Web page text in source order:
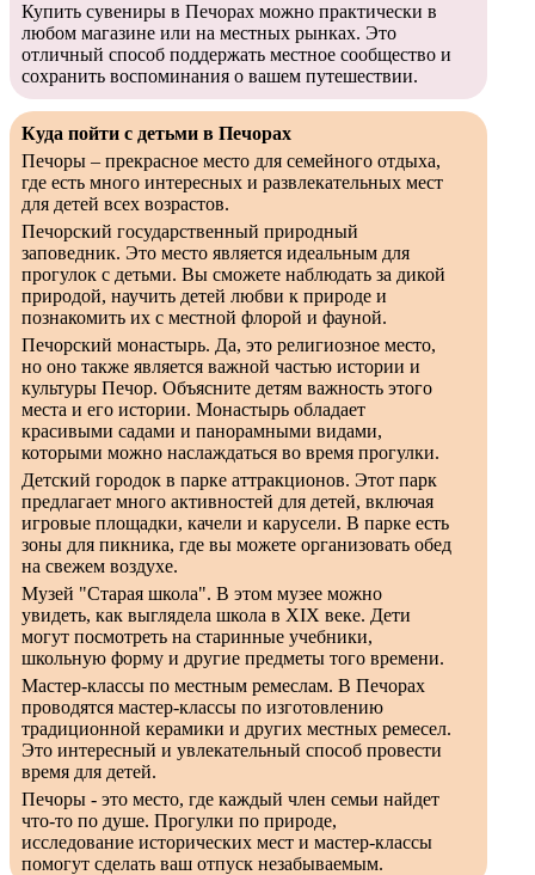
Купить сувениры в Печорах можно практически в
любом магазине или на местных рынках. Это
отличный способ поддержать местное сообщество и
сохранить воспоминания о вашем путешествии.
Куда пойти с детьми в Печорах
Печоры – прекрасное место для семейного отдыха,
где есть много интересных и развлекательных мест
для детей всех возрастов.
Печорский государственный природный
заповедник. Это место является идеальным для
прогулок с детьми. Вы сможете наблюдать за дикой
природой, научить детей любви к природе и
познакомить их с местной флорой и фауной.
Печорский монастырь. Да, это религиозное место,
но оно также является важной частью истории и
культуры Печор. Объясните детям важность этого
места и его истории. Монастырь обладает
красивыми садами и панорамными видами,
которыми можно наслаждаться во время прогулки.
Детский городок в парке аттракционов. Этот парк
предлагает много активностей для детей, включая
игровые площадки, качели и карусели. В парке есть
зоны для пикника, где вы можете организовать обед
на свежем воздухе.
Музей "Старая школа". В этом музее можно
увидеть, как выглядела школа в XIX веке. Дети
могут посмотреть на старинные учебники,
школьную форму и другие предметы того времени.
Мастер-классы по местным ремеслам. В Печорах
проводятся мастер-классы по изготовлению
традиционной керамики и других местных ремесел.
Это интересный и увлекательный способ провести
время для детей.
Печоры - это место, где каждый член семьи найдет
что-то по душе. Прогулки по природе,
исследование исторических мест и мастер-классы
помогут сделать ваш отпуск незабываемым.